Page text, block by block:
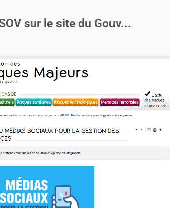
sur le site du Gouv...